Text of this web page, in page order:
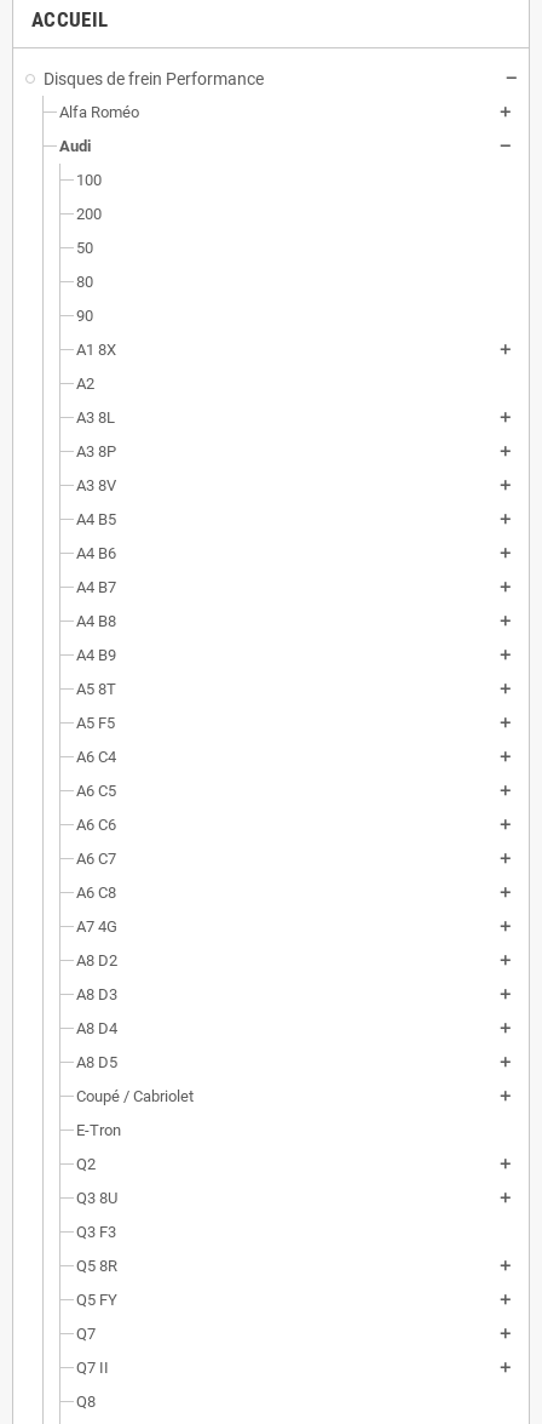
ACCUEIL
Disques de frein Performance
Alfa Roméo
Audi
100
200
50
80
90
A1 8X
A2
A3 8L
A3 8P
A3 8V
A4 B5
A4 B6
A4 B7
A4 B8
A4 B9
A5 8T
A5 F5
A6 C4
A6 C5
A6 C6
A6 C7
A6 C8
A7 4G
A8 D2
A8 D3
A8 D4
A8 D5
Coupé / Cabriolet
E-Tron
Q2
Q3 8U
Q3 F3
Q5 8R
Q5 FY
Q7
Q7 II
Q8